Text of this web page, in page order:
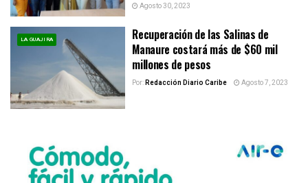
Agosto 30, 2023
LA GUAJIRA
Recuperación de las Salinas de
Manaure costará más de $60 mil
millones de pesos
Por:Redacción Diario Caribe Agosto 7, 2023